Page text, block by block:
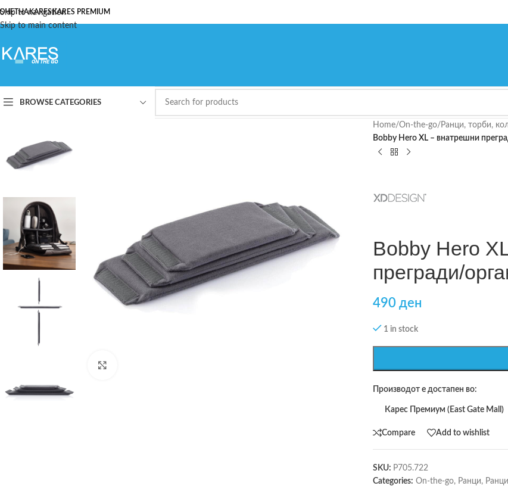
Skip to navigation
Skip to main content
KARESKARES PREMIUM
BROWSE CATEGORIES
Home/On-the-go/ Ранци, торби,
Bobby Hero XL – внатрешни
Bobby Hero
прегради/
490 ден
1 in stock
Производот е достапен во:
Карес Премиум (East Gate Mall)
Compare Add to wishlist
SKU: P705.722
Categories: On-the-go, Ранци,